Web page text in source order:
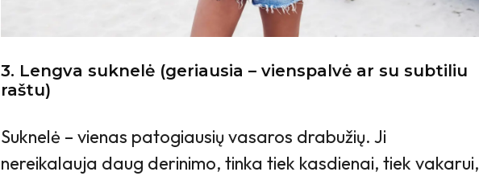
3. Lengva suknelė (geriausia – vienspalvė ar su subtiliu
raštu)
Suknelė – vienas patogiausių vasaros drabužių. Ji
nereikalauja daug derinimo, tinka tiek kasdienai, tiek vakarui,